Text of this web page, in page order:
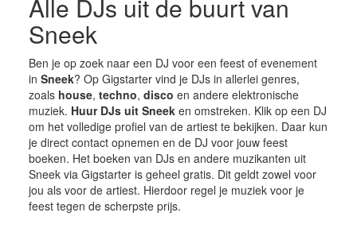
Alle DJs uit de buurt van
Sneek
Ben je op zoek naar een DJ voor een feest of evenement
in Sneek? Op Gigstarter vind je DJs in allerlei genres,
zoals house, techno, disco en andere elektronische
muziek. Huur DJs uit Sneeken omstreken. Klik op een DJ
om het volledige profiel van de artiest te bekijken. Daar kun
je direct contact opnemen en de DJ voor jouw feest
boeken. Het boeken van DJs en andere muzikanten uit
Sneek via Gigstarter is geheel gratis. Dit geldt zowel voor
jou als voor de artiest. Hierdoor regel je muziek voor je
feest tegen de scherpste prijs.